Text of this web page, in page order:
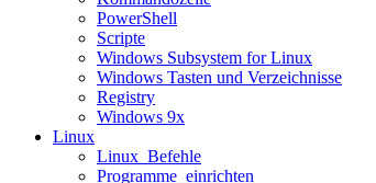
PowerShell
Scripte
Windows Subsystem for Linux
Windows Tasten und Verzeichnisse
Registry
Windows 9x
Linux
Linux_Befehle
Programme_einrichten